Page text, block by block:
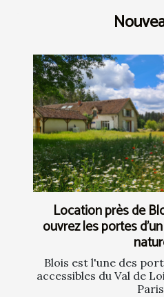
Location près de
ouvrez les portes
Blois est l'une des
accessibles du Val de